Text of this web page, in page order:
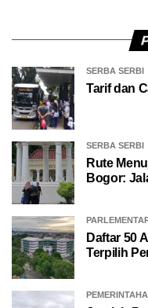
SERBA SERBI
Tarif dan
SERBA SERBI
Rute
Bogor:
Daftar 50
Terpilih